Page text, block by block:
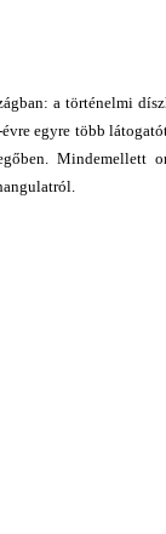
a történelmi
egyre több
Mindemellett